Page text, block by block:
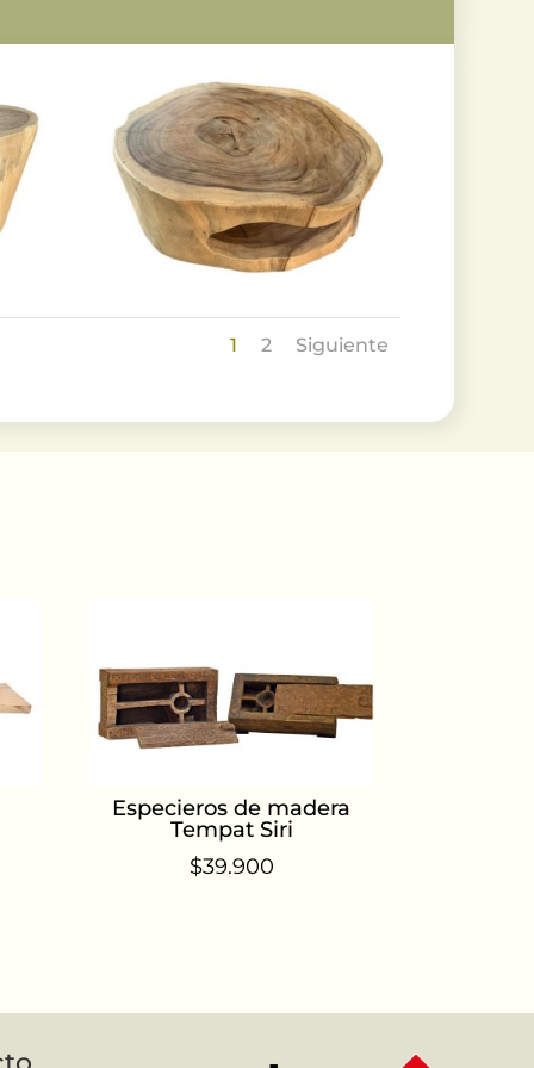
1 2 Siguiente
Especieros de madera
Tempat Siri
$39.900